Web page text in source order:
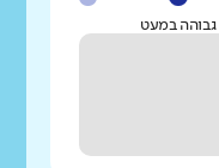
גבוהה במעט